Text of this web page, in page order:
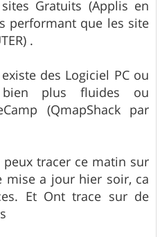
Gratuits (Applis en
performant que les site
.
des Logiciel PC ou
bien plus fluides ou
(QmapShack par
tracer ce matin sur
mise a jour hier soir, ca
Et Ont trace sur de